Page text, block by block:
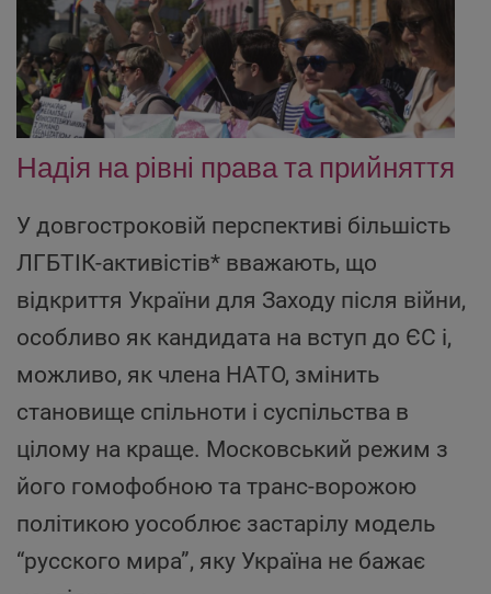
Надія на рівні права та прийняття
У довгостроковій перспективі більшість
ЛГБТІК-активістів* вважають, що
відкриття України для Заходу після війни,
особливо як кандидата на вступ до ЄС і,
можливо, як члена НАТО, змінить
становище спільноти і суспільства в
цілому на краще. Московський режим з
його гомофобною та транс-ворожою
політикою уособлює застарілу модель
“русского мира”, яку Україна не бажає